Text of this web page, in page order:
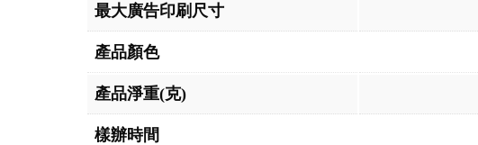
最大廣告印刷尺寸
產品顏色
產品淨重(克)
樣辦時間